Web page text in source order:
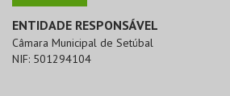
ENTIDADE RESPONSÁVEL
Câmara Municipal de Setúbal
NIF: 501294104